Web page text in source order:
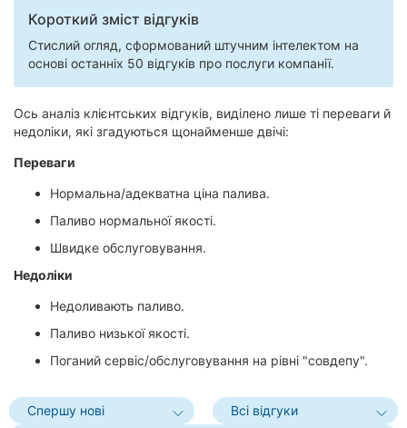
Херсон
Полтава
Чернігів
Черкаси
Чернівці
Івано-
Луцьк
Ужгород
Короткий зміст відгуків
Стислий огляд, сформований штучним інтелектом на
основі останніх 50 відгуків про послуги компанії.
Ось аналіз клієнтських відгуків, виділено лише ті переваги й
недоліки, які згадуються щонайменше двічі:
Переваги
Нормальна/адекватна ціна палива.
Паливо нормальної якості.
Швидке обслуговування.
Недоліки
Недоливають паливо.
Паливо низької якості.
Поганий сервіс/обслуговування на рівні "совдепу".
Спершу нові
Всі відгуки